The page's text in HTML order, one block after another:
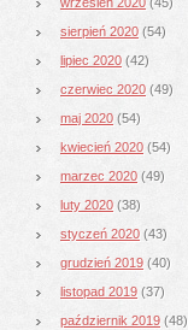
sierpień 2020 (54)
lipiec 2020 (42)
czerwiec 2020 (49)
maj 2020 (54)
kwiecień 2020 (54)
marzec 2020 (49)
luty 2020 (38)
styczeń 2020 (43)
grudzień 2019 (40)
listopad 2019 (37)
październik 2019 (48)